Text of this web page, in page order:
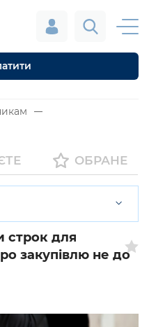
ОБРАНЕ
для
закупівлю не до